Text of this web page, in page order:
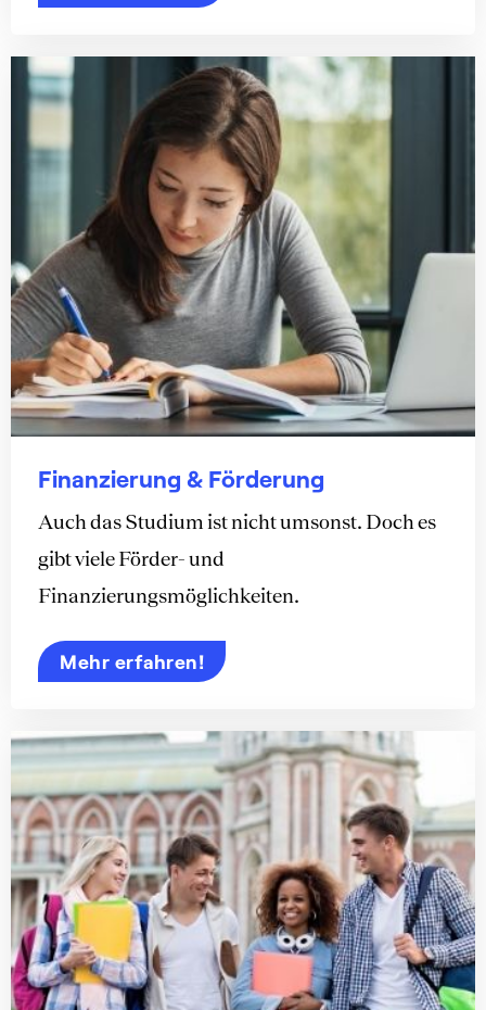
Finanzierung & Förderung
Auch das Studium ist nicht umsonst. Doch es
gibt viele Förder- und
Finanzierungsmöglichkeiten.
Mehr erfahren!